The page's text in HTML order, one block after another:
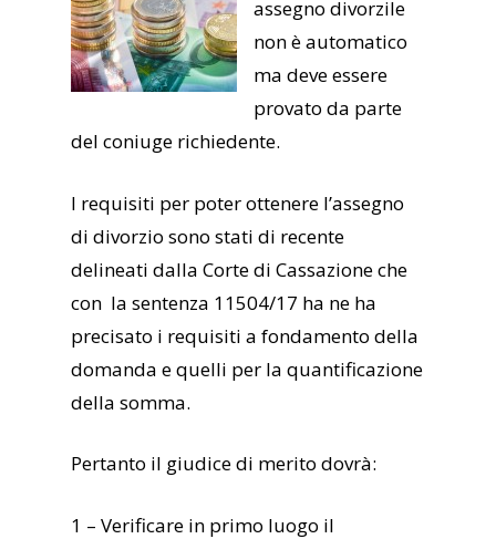
assegno divorzile
non è automatico
ma deve essere
provato da parte
del coniuge richiedente.
I requisiti per poter ottenere l’assegno
di divorzio sono stati di recente
delineati dalla Corte di Cassazione che
con la sentenza 11504/17 ha ne ha
precisato i requisiti a fondamento della
domanda e quelli per la quantificazione
della somma.
Pertanto il giudice di merito dovrà:
1 – Verificare in primo luogo il